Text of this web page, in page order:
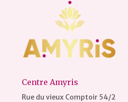
Centre Amyris
Rue du vieux Comptoir 54/2